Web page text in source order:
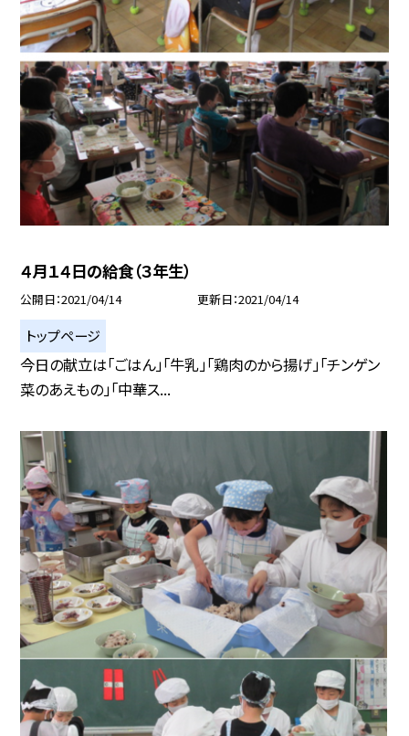
４月１４日の給食（３年生）
公開日 2021/04/14 更新日 2021/04/14
トップページ
今日の献立は「ごはん」「牛乳」「鶏肉のから揚げ」「チンゲン
菜のあえもの」「中華ス...